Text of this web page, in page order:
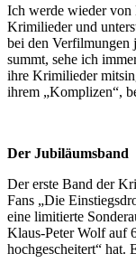
Ich werde wieder von
Krimilieder und
bei den Verfilmungen
summt, sehe ich
ihre Krimilieder
ihrem „Komplizen“,
Der Jubiläumsband
Der erste Band der
Fans „Die
eine limitierte
Klaus-Peter Wolf auf
hochgescheitert“ hat.